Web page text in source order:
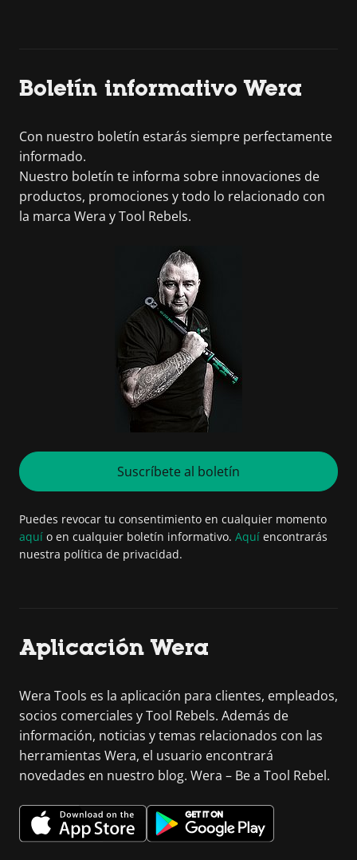
Boletín informativo Wera
Con nuestro boletín estarás siempre perfectamente
informado.
Nuestro boletín te informa sobre innovaciones de
productos, promociones y todo lo relacionado con
la marca Wera y Tool Rebels.
Suscríbete al boletín
Puedes revocar tu consentimiento en cualquier momento
aquí o en cualquier boletín informativo. Aquí encontrarás
nuestra política de privacidad.
Aplicación Wera
Wera Tools es la aplicación para clientes, empleados,
socios comerciales y Tool Rebels. Además de
información, noticias y temas relacionados con las
herramientas Wera, el usuario encontrará
novedades en nuestro blog. Wera – Be a Tool Rebel.